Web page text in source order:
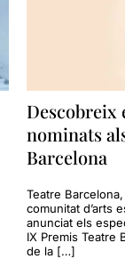
Descobreix
nominats
Barcelona
Teatre
comunitat d’arts
anunciat els
IX Premis Teatre
de la […]